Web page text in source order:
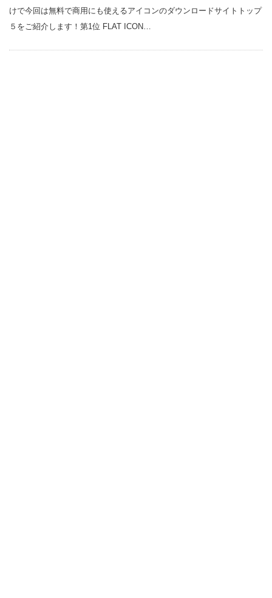
けで今回は無料で商用にも使えるアイコンのダウンロードサイトトップ
５をご紹介します！第1位 FLAT ICON…